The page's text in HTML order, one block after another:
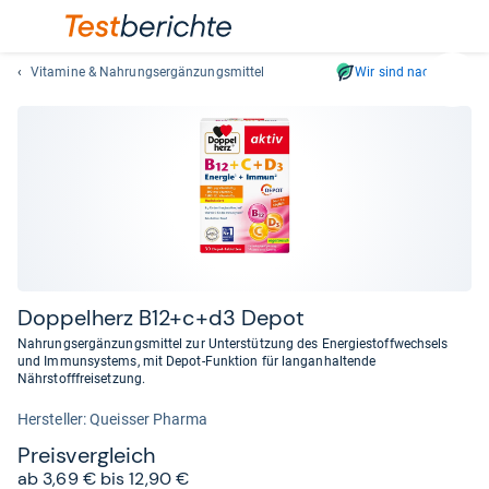
und
Vitamine & Nahrungsergänzungsmittel Wir sind nachhaltig
Dop­pel­herz B12+c+d3 Depot
Nahrungsergänzungsmittel zur Unterstützung des Energiestoffwechsels
und Immunsystems, mit Depot-Funktion für langanhaltende
Nährstofffreisetzung.
Her­stel­ler: Queisser Pharma
Preis­ver­gleich
ab 3,69 € bis 12,90 €